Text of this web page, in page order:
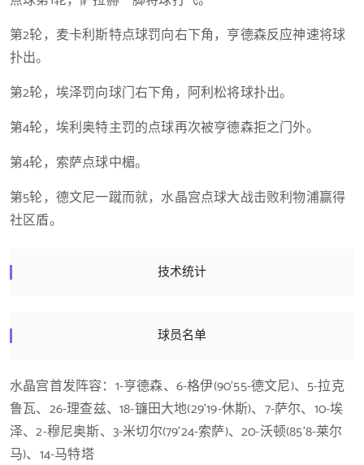
第2轮，麦卡利斯特点球罚向右下角，亨德森反应神速将球
扑出。
第2轮，埃泽罚向球门右下角，阿利松将球扑出。
第4轮，埃利奥特主罚的点球再次被亨德森拒之门外。
第4轮，索萨点球中楣。
第5轮，德文尼一蹴而就，水晶宫点球大战击败利物浦赢得
社区盾。
技术统计
球员名单
水晶宫首发阵容：1-亨德森、6-格伊(90’55-德文尼)、5-拉克
鲁瓦、26-理查兹、18-镰田大地(29’19-休斯)、7-萨尔、10-埃
泽、2-穆尼奥斯、3-米切尔(79’24-索萨)、20-沃顿(85’8-莱尔
马)、14-马特塔